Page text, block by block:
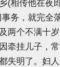
(相传他在夜
务，就完全
两个不满十
牵挂儿子，
失明了。妇